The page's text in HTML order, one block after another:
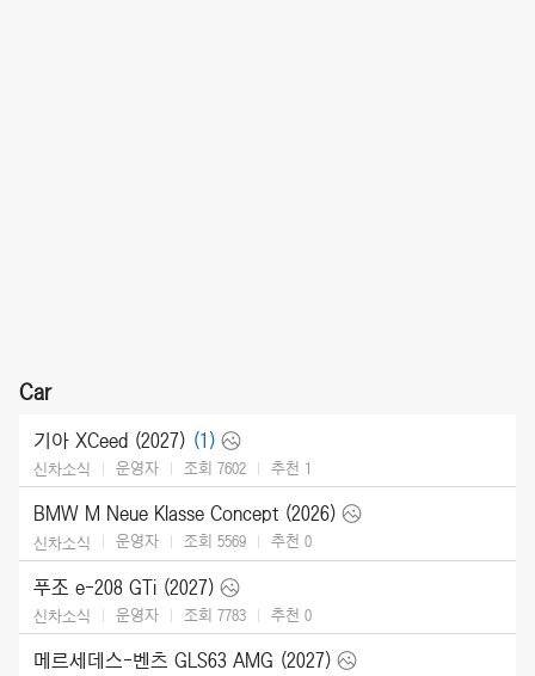
Car
기아 XCeed (2027) (1)
신차소식 운영자 조회 7602 추천 1
BMW M Neue Klasse Concept (2026)
신차소식 운영자 조회 5569 추천 0
푸조 e-208 GTi (2027)
신차소식 운영자 조회 7783 추천 0
메르세데스-벤츠 GLS63 AMG (2027)